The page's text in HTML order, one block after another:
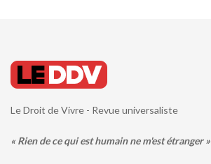
Le Droit de Vivre - Revue universaliste
« Rien de ce qui est humain ne m'est étranger »